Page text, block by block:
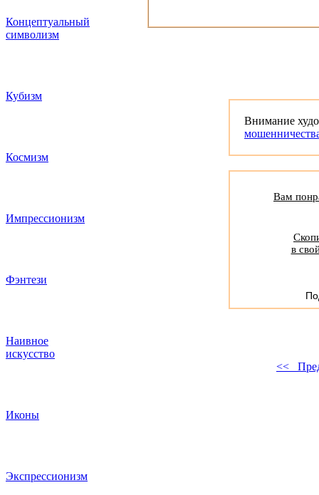
Концептуальный
символизм
Кубизм
Космизм
Импрессионизм
Фэнтези
Наивное
искусство
Иконы
Экспрессионизм
Внимание
Вам
в
<<